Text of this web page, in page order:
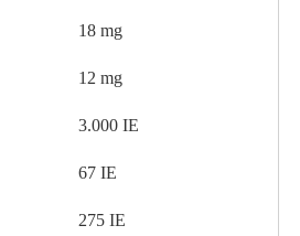
18 mg
12 mg
3.000 IE
67 IE
275 IE